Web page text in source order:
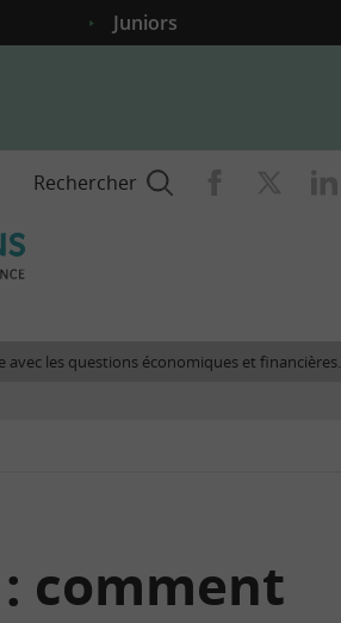
Juniors
Rechercher
finance
site
avec les questions économiques et financières.
comment